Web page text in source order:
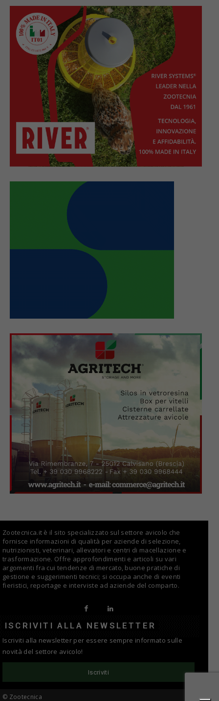
Zootecnica.it è il sito specializzato sul settore avicolo che
fornisce informazioni di qualità per aziende di selezione,
nutrizionisti, veterinari, allevatori e centri di macellazione e
trasformazione. Offre approfondimenti e articoli su vari
argomenti fra cui tendenze di mercato, buone pratiche di
gestione e suggerimenti tecnici; si occupa anche di eventi
fieristici, reportage e interviste ad aziende del comparto.
ISCRIVITI ALLA NEWSLETTER
Iscriviti alla newsletter per essere sempre informato sulle
novità del settore avicolo!
Iscriviti
© Zootecnica